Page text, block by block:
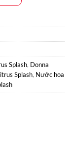
Splash, Donna
Splash, Nước hoa